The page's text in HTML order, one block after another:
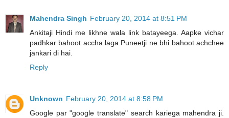
Mahendra Singh February 20, 2014 at 8:51 PM
Ankitaji Hindi me likhne wala link batayeega. Aapke vichar
padhkar bahoot accha laga.Puneetji ne bhi bahoot achchee
jankari di hai.
Reply
Unknown February 20, 2014 at 8:58 PM
Google par "google translate" search kariega mahendra ji.